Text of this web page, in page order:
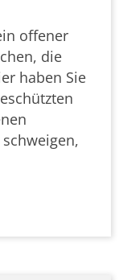
offener
die
haben Sie